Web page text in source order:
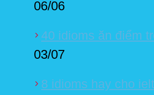
06/06
40 idioms ăn điểm
03/07
8 idioms hay cho